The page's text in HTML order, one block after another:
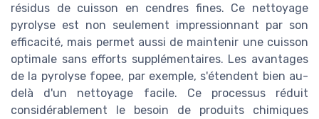
résidus de cuisson en cendres fines. Ce nettoyage
pyrolyse est non seulement impressionnant par son
efficacité, mais permet aussi de maintenir une cuisson
optimale sans efforts supplémentaires. Les avantages
de la pyrolyse fopee, par exemple, s'étendent bien au-
delà d'un nettoyage facile. Ce processus réduit
considérablement le besoin de produits chimiques